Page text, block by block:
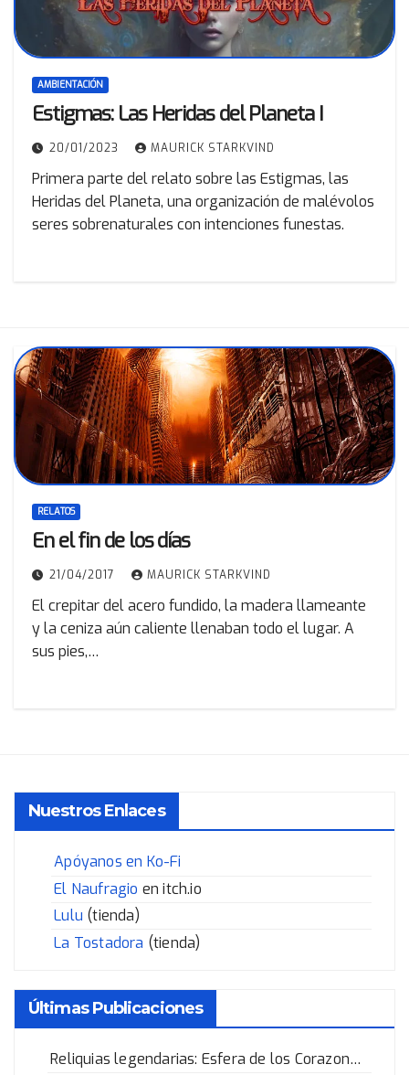
AMBIENTACIÓN
Estigmas: Las Heridas del Planeta I
20/01/2023 MAURICK STARKVIND
Primera parte del relato sobre las Estigmas, las
Heridas del Planeta, una organización de malévolos
seres sobrenaturales con intenciones funestas.
RELATOS
En el fin de los días
21/04/2017 MAURICK STARKVIND
El crepitar del acero fundido, la madera llameante
y la ceniza aún caliente llenaban todo el lugar. A
sus pies,…
Nuestros Enlaces
Apóyanos en Ko-Fi
El Naufragio en itch.io
Lulu (tienda)
La Tostadora (tienda)
Últimas Publicaciones
Reliquias legendarias: Esfera de los Corazones Rotos